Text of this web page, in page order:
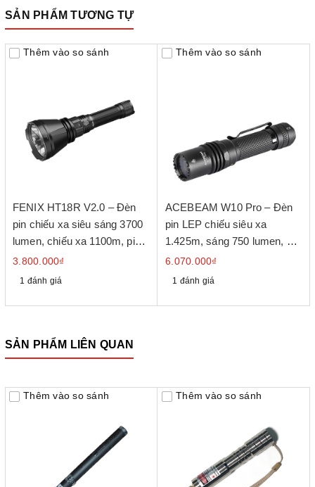
SẢN PHẨM TƯƠNG TỰ
Thêm vào so sánh
FENIX HT18R V2.0 – Đèn
pin chiếu xa siêu sáng 3700
lumen, chiếu xa 1100m, pin
sạc 6000mAh, IP68
3.800.000₫
1 đánh giá
Thêm vào so sánh
ACEBEAM W10 Pro – Đèn
pin LEP chiếu siêu xa
1.425m, sáng 750 lumen, pin
21700 USB-C
6.070.000₫
1 đánh giá
SẢN PHẨM LIÊN QUAN
Thêm vào so sánh Thêm vào so sánh